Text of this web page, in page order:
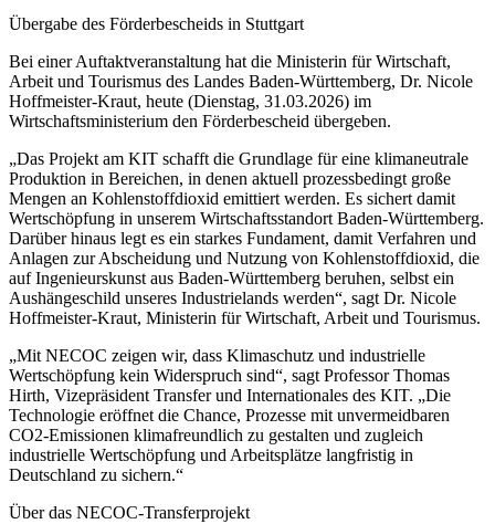
Übergabe des Förderbescheids in Stuttgart
Bei einer Auftaktveranstaltung hat die Ministerin für Wirtschaft,
Arbeit und Tourismus des Landes Baden-Württemberg, Dr. Nicole
Hoffmeister-Kraut, heute (Dienstag, 31.03.2026) im
Wirtschaftsministerium den Förderbescheid übergeben.
„Das Projekt am KIT schafft die Grundlage für eine klimaneutrale
Produktion in Bereichen, in denen aktuell prozessbedingt große
Mengen an Kohlenstoffdioxid emittiert werden. Es sichert damit
Wertschöpfung in unserem Wirtschaftsstandort Baden-Württemberg.
Darüber hinaus legt es ein starkes Fundament, damit Verfahren und
Anlagen zur Abscheidung und Nutzung von Kohlenstoffdioxid, die
auf Ingenieurskunst aus Baden-Württemberg beruhen, selbst ein
Aushängeschild unseres Industrielands werden“, sagt Dr. Nicole
Hoffmeister-Kraut, Ministerin für Wirtschaft, Arbeit und Tourismus.
„Mit NECOC zeigen wir, dass Klimaschutz und industrielle
Wertschöpfung kein Widerspruch sind“, sagt Professor Thomas
Hirth, Vizepräsident Transfer und Internationales des KIT. „Die
Technologie eröffnet die Chance, Prozesse mit unvermeidbaren
CO2-Emissionen klimafreundlich zu gestalten und zugleich
industrielle Wertschöpfung und Arbeitsplätze langfristig in
Deutschland zu sichern.“
Über das NECOC-Transferprojekt